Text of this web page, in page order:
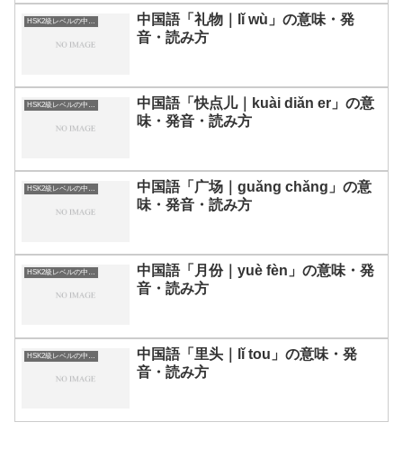
HSK2級レベルの中国語
中国語「礼物｜lǐ wù」の意味・発
音・読み方
HSK2級レベルの中国語
中国語「快点儿｜kuài diǎn er」の意
味・発音・読み方
HSK2級レベルの中国語
中国語「广场｜guǎng chǎng」の意
味・発音・読み方
中国語「月份｜yuè fèn」の意味・発
音・読み方
中国語「里头｜lǐ tou」の意味・発
音・読み方